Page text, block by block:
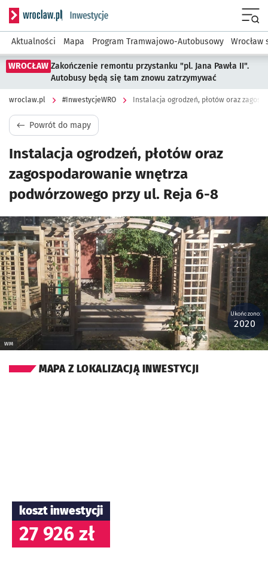
Serwis informacyjny wroclaw.pl podserwis:
Aktualności Mapa Program Tramwajowo-Autobusowy Wrocław
WROCŁAW Zakończenie remontu przystanku "pl. Jana Pawła II".
Autobusy będą się tam znowu zatrzymywać
wroclaw.pl #InwestycjeWRO
Powrót do mapy
Instalacja ogrodzeń, płotów oraz
zagospodarowanie wnętrza
podwórzowego przy ul. Reja 6-8
Kliknij, aby powiększyć
WM
Ukończono:
2020
MAPA Z LOKALIZACJĄ INWESTYCJI
koszt inwestycji
27 926 zł